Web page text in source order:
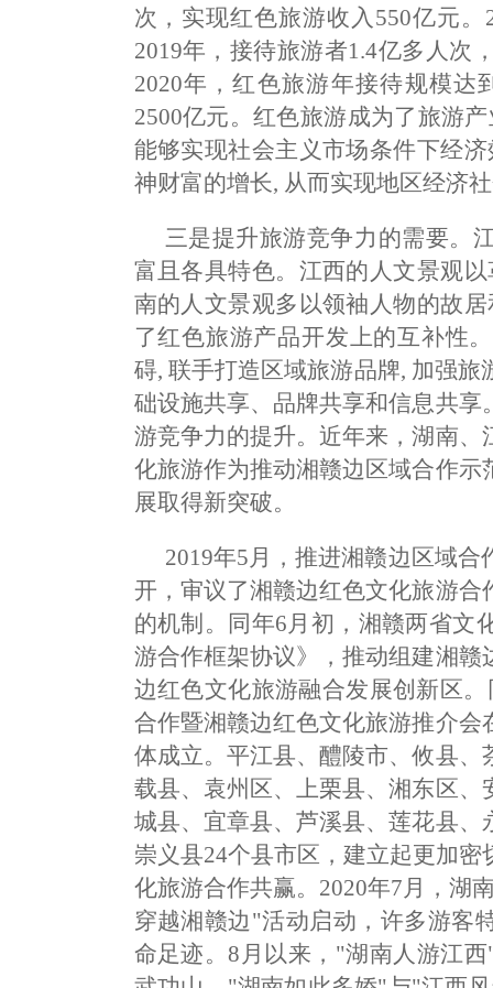
次，实现红色旅游收入550亿元
2019年，接待旅游者1.4亿多人次
2020年，红色旅游年接待规模达
2500亿元。红色旅游成为了旅游
能够实现社会主义市场条件下经
神财富的增长, 从而实现地区经济
三是提升旅游竞争力的需要。
富且各具特色。江西的人文景观
南的人文景观多以领袖人物的故
了红色旅游产品开发上的互补性
碍, 联手打造区域旅游品牌, 加强
础设施共享、品牌共享和信息共
游竞争力的提升。近年来，湖南
化旅游作为推动湘赣边区域合作
展取得新突破。
2019年5月，推进湘赣边区域
开，审议了湘赣边红色文化旅游
的机制。同年6月初，湘赣两省文
游合作框架协议》，推动组建湘
边红色文化旅游融合发展创新区
合作暨湘赣边红色文化旅游推介
体成立。平江县、醴陵市、攸县
载县、袁州区、上栗县、湘东区
城县、宜章县、芦溪县、莲花县
崇义县24个县市区，建立起更加
化旅游合作共赢。2020年7月，湖
穿越湘赣边"活动启动，许多游客
命足迹。8月以来，"湖南人游江